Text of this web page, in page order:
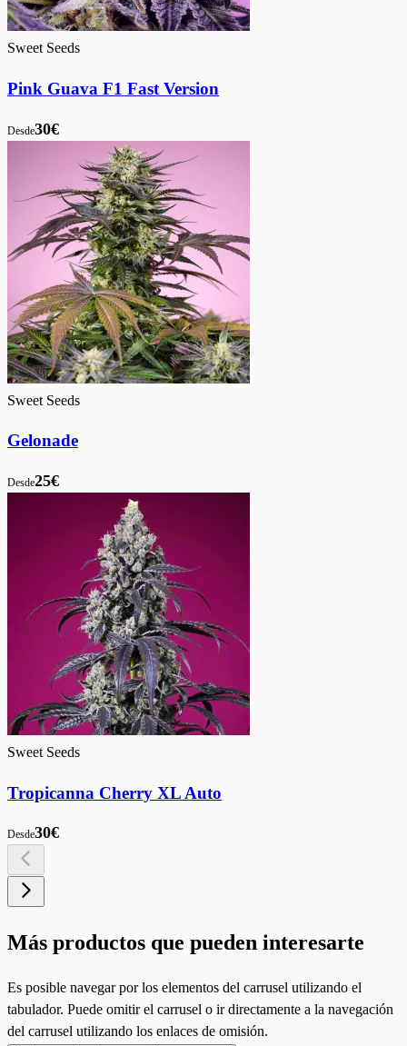
Sweet Seeds
Pink Guava F1 Fast Version
Desde30€
Sweet Seeds
Gelonade
Desde25€
Sweet Seeds
Tropicanna Cherry XL Auto
Desde30€
Más productos que pueden interesarte
Es posible navegar por los elementos del carrusel utilizando el
tabulador. Puede omitir el carrusel o ir directamente a la navegación
del carrusel utilizando los enlaces de omisión.